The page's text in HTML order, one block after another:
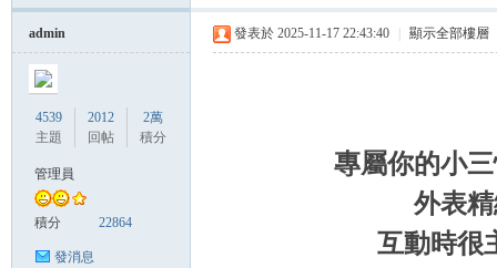
admin
4539
主題
2012
回帖
2萬
積分
管理員
積分 22864
發消息
發表於 2025-11-17 22:43:40 顯示全部樓層
專屬你的小
外表
互動時很